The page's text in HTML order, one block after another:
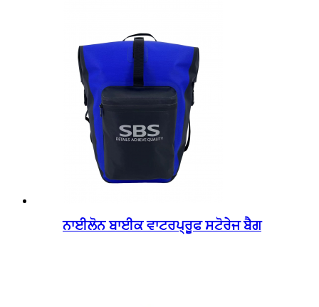
ਨਾਈਲੋਨ ਬਾਈਕ ਵਾਟਰਪ੍ਰੂਫ ਸਟੋਰੇਜ ਬੈਗ